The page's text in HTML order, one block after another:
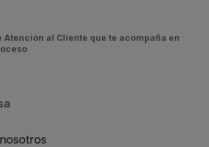
Atención al Cliente que te acompaña en